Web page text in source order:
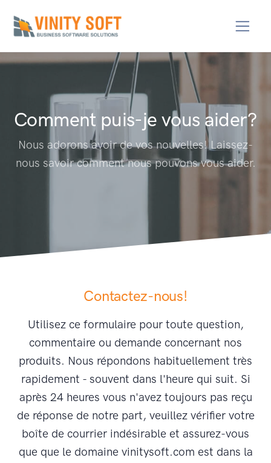
Comment puis-je vous aider?
Nous adorons avoir de vos nouvelles! Laissez-
nous savoir comment nous pouvons vous aider.
Contactez-nous!
Utilisez ce formulaire pour toute question,
commentaire ou demande concernant nos
produits. Nous répondons habituellement très
rapidement - souvent dans l'heure qui suit. Si
après 24 heures vous n'avez toujours pas reçu
de réponse de notre part, veuillez vérifier votre
boîte de courrier indésirable et assurez-vous
que que le domaine vinitysoft.com est dans la